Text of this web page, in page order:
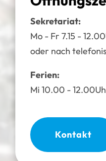
Sekretariat:
Mo - Fr 7.15 -
oder nach
Ferien:
Mi 10.00 -
Kontakt